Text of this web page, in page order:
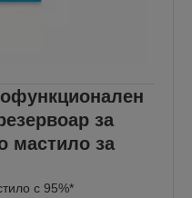
за
мастило за
с 95%*